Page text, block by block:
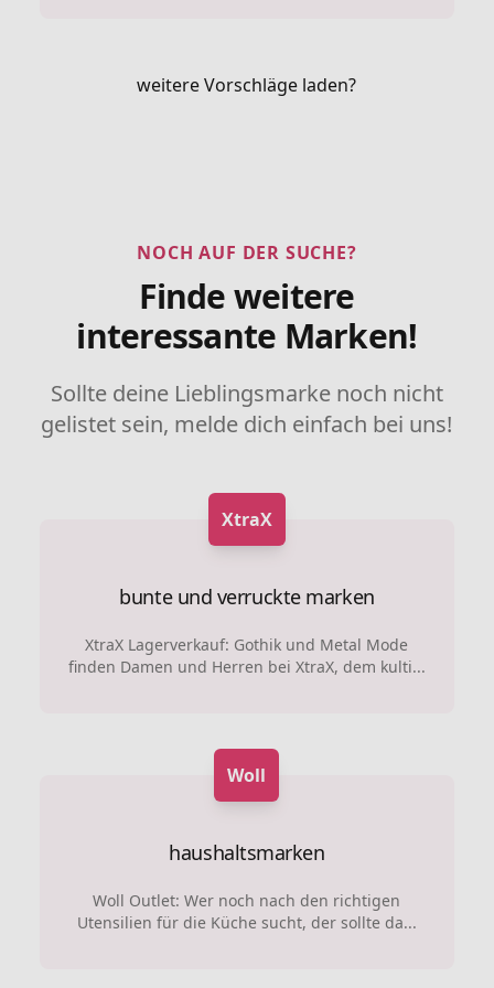
weitere Vorschläge laden?
NOCH AUF DER SUCHE?
Finde weitere
interessante Marken!
Sollte deine Lieblingsmarke noch nicht
gelistet sein, melde dich einfach bei uns!
XtraX
bunte und verruckte marken
XtraX Lagerverkauf: Gothik und Metal Mode
finden Damen und Herren bei XtraX, dem kulti...
Woll
haushaltsmarken
Woll Outlet: Wer noch nach den richtigen
Utensilien für die Küche sucht, der sollte da...